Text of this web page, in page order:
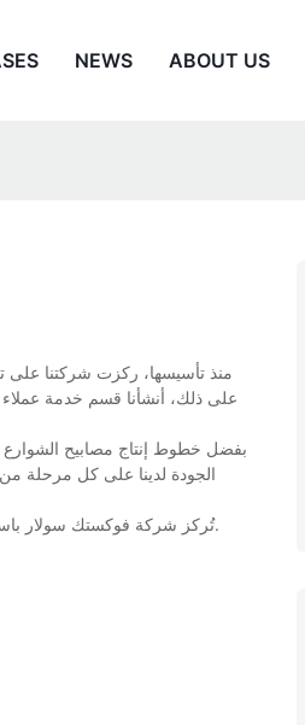
NEWS ABOUT US
منذ تأسيسها، ركزت شركتنا على
على ذلك، أنشأنا قسم خدمة
بفضل خطوط إنتاج مصابيح الشوارع
الجودة لدينا على كل مرحلة
تُركز شركة فوكستك سولار باستمرار على تطوير منتجاتها، ومن أحدثها مصابيح الشوارع الشمسية عالية التحمل. إنها أحدث سلسلة من منتجاتنا، ونتوقع أن تُثير إعجابكم.